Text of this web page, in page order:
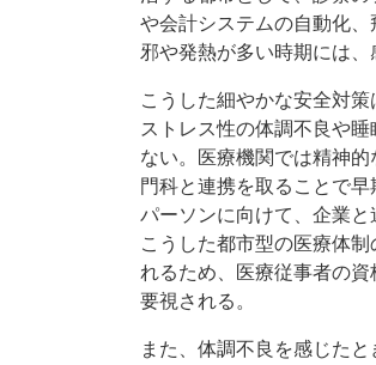
や会計システムの自動化
邪や発熱が多い時期には
こうした細やかな安全対
ストレス性の体調不良や
ない。医療機関では精神
門科と連携を取ることで
パーソンに向けて、企業と
こうした都市型の医療体
れるため、医療従事者の
要視される。
また、体調不良を感じた